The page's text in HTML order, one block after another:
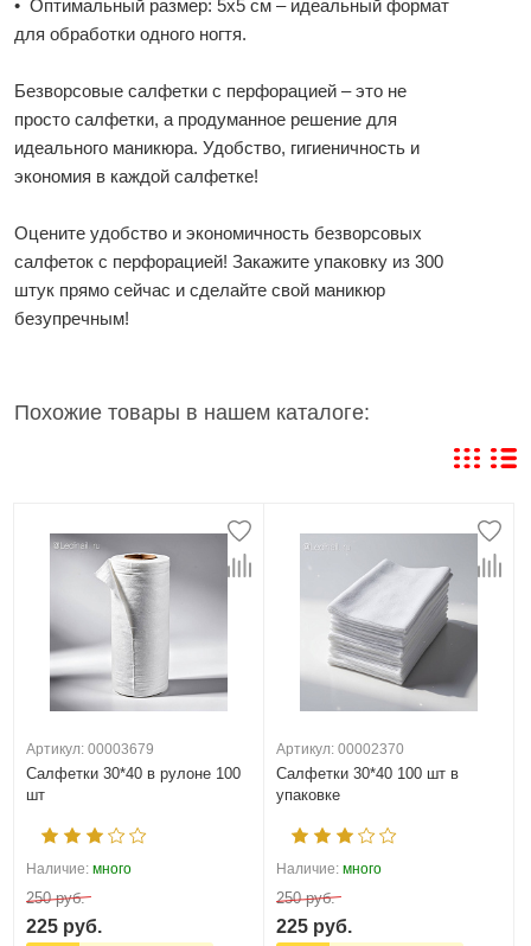
• Оптимальный размер: 5x5 см – идеальный формат
для обработки одного ногтя.
Безворсовые салфетки с перфорацией – это не
просто салфетки, а продуманное решение для
идеального маникюра. Удобство, гигиеничность и
экономия в каждой салфетке!
Оцените удобство и экономичность безворсовых
салфеток с перфорацией! Закажите упаковку из 300
штук прямо сейчас и сделайте свой маникюр
безупречным!
Похожие товары в нашем каталоге:
Артикул: 00003679
Салфетки 30*40 в рулоне 100
шт
Наличие: много
250 руб.
225 руб.
Артикул: 00002370
Салфетки 30*40 100 шт в
упаковке
Наличие: много
250 руб.
225 руб.